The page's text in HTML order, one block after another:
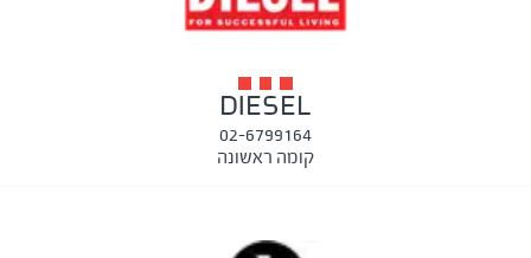
DIESEL
02-6799164
קומה ראשונה